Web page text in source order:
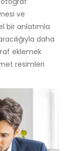
ve
bir anlatımla
daha
eklemek
resimleri